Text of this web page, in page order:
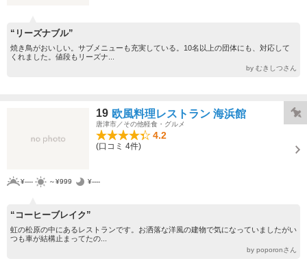
“リーズナブル”
焼き鳥がおいしい。サブメニューも充実している。10名以上の団体にも、対応して
くれました。値段もリーズナ...
by むきしつさん
19 欧風料理レストラン 海浜館
唐津市／その他軽食・グルメ
4.2
(口コミ 4件)
¥---- ～¥999 ¥----
“コーヒーブレイク”
虹の松原の中にあるレストランです。お洒落な洋風の建物で気になっていましたがい
つも車が結構止まってたの...
by poporonさん